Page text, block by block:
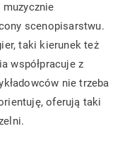
muzycznie
scenopisarstwu.
taki kierunek też
współpracuje z
nie trzeba
oferują taki